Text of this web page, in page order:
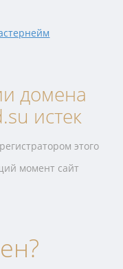
домена
истек
этого
момент сайт